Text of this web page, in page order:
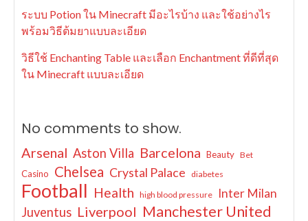
ระบบ Potion ใน Minecraft มีอะไรบ้าง และใช้อย่างไร
พร้อมวิธีต้มยาแบบละเอียด
วิธีใช้ Enchanting Table และเลือก Enchantment ที่ดีที่สุด
ใน Minecraft แบบละเอียด
No comments to show.
Arsenal Aston Villa Barcelona Beauty Bet
Casino Chelsea Crystal Palace diabetes
Football Health high blood pressure Inter Milan
Juventus Liverpool Manchester United